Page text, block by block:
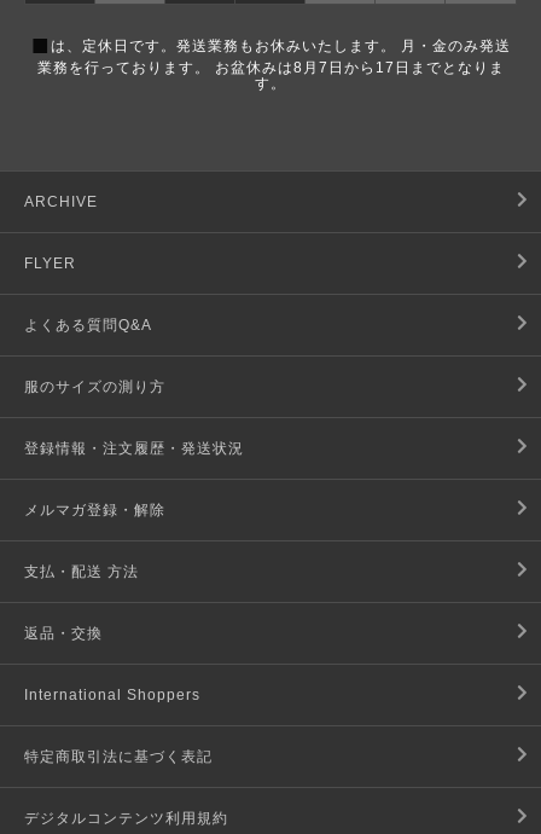
■ は、定休日です。発送業務もお休みいたします。 月・金のみ発送
業務を行っております。 お盆休みは8月7日から17日までとなりま
す。
ARCHIVE
FLYER
よくある質問Q&A
服のサイズの測り方
登録情報・注文履歴・発送状況
メルマガ登録・解除
支払・配送 方法
返品・交換
International Shoppers
特定商取引法に基づく表記
デジタルコンテンツ利用規約